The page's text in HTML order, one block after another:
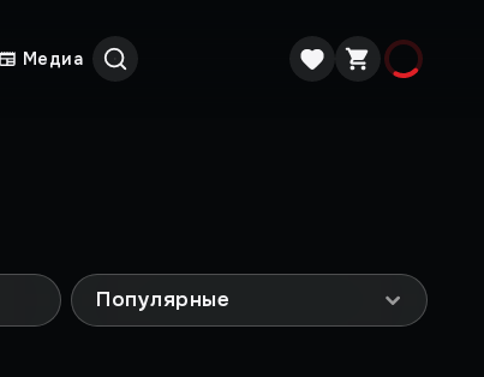
Медиа
Популярные